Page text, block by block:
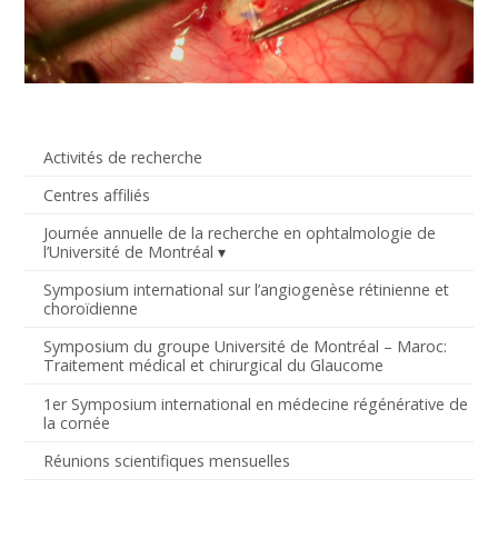
Activités de recherche
Centres affiliés
Journée annuelle de la recherche en ophtalmologie de
l’Université de Montréal
Symposium international sur l’angiogenèse rétinienne et
choroïdienne
Symposium du groupe Université de Montréal – Maroc:
Traitement médical et chirurgical du Glaucome
1er Symposium international en médecine régénérative de
la cornée
Réunions scientifiques mensuelles